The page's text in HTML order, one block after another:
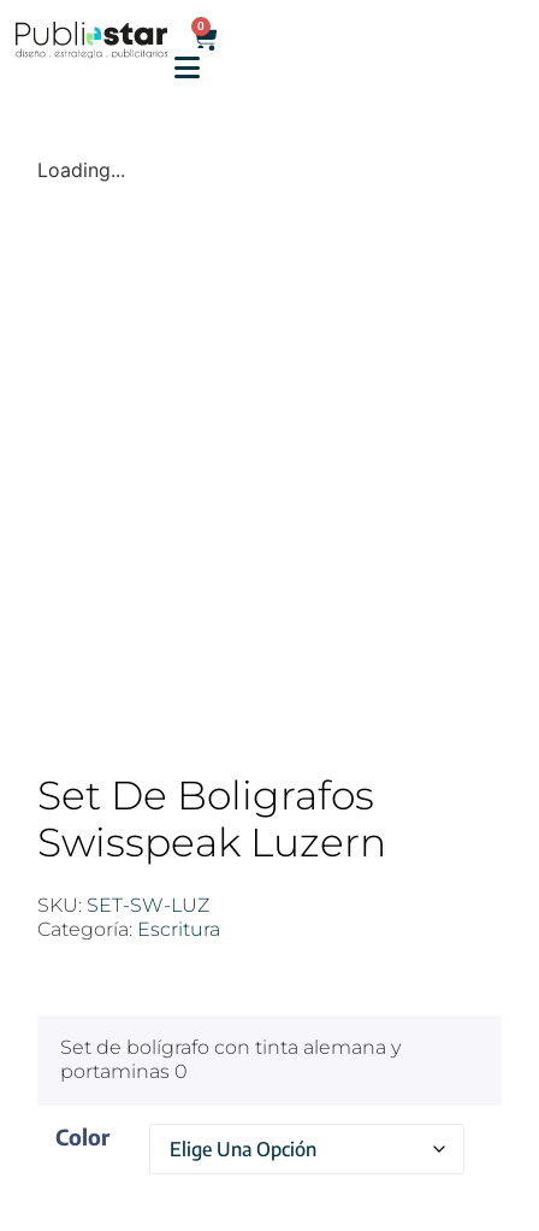
0
Loading...
Set De Boligrafos
Swisspeak Luzern
SKU: SET-SW-LUZ
Categoría: Escritura
Set de bolígrafo con tinta alemana y
portaminas 0
Color